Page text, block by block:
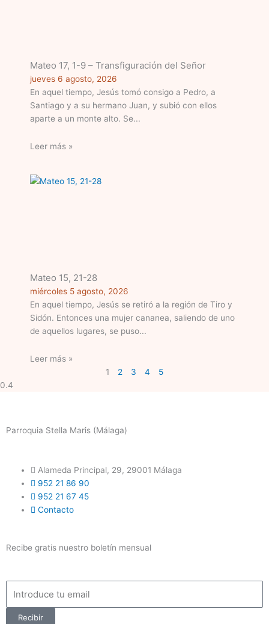
Mateo 17, 1-9 – Transfiguración del Señor
jueves 6 agosto, 2026
En aquel tiempo, Jesús tomó consigo a Pedro, a
Santiago y a su hermano Juan, y subió con ellos
aparte a un monte alto. Se
Leer más »
Mateo 15, 21-28
miércoles 5 agosto, 2026
En aquel tiempo, Jesús se retiró a la región de Tiro y
Sidón. Entonces una mujer cananea, saliendo de uno
de aquellos lugares, se puso
Leer más »
1 2 3 4 5
Parroquia Stella Maris (Málaga)
Alameda Principal, 29, 29001 Málaga
952 21 86 90
952 21 67 45
Contacto
Recibe gratis nuestro boletín mensual
Recibir